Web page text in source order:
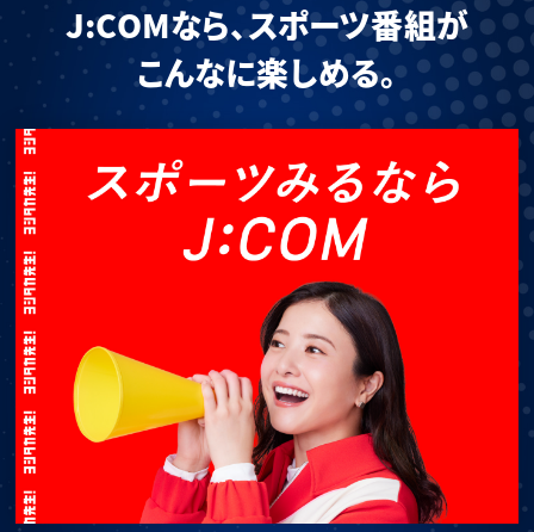
J:COMなら、スポーツ番組が
こんなに楽しめる。